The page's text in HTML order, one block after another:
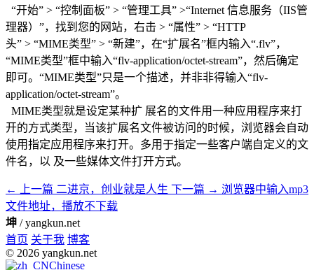
“开始” > “控制面板” > “管理工具” >“Internet 信息服务（IIS管
理器）”，找到您的网站，右击 > “属性” > “HTTP
头” > “MIME类型” > “新建”，在“扩展名”框内输入“.flv”，
“MIME类型”框中输入“flv-application/octet-stream”，然后确定
即可。“MIME类型”只是一个描述，并非非得输入“flv-
application/octet-stream”。
MIME类型就是设定某种扩 展名的文件用一种应用程序来打
开的方式类型，当该扩展名文件被访问的时候，浏览器会自动
使用指定应用程序来打开。多用于指定一些客户端自定义的文
件名，以 及一些媒体文件打开方式。
← 上一篇 二进京，创业就是人生 下一篇 → 浏览器中输入mp3
文件地址，播放不下载
坤 / yangkun.net
首页 关于我 博客
© 2026 yangkun.net
Chinese